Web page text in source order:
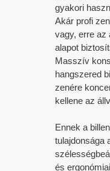
gyakori
Akár profi
vagy, erre az
alapot
Masszív
hangszered
zenére
kellene az
Ennek a
tulajdonsága
és
csomagolás előtt.
az ügyfelek
új termékek
telepítési
javítására, cseréjére vagy
felelősséget semmilyen